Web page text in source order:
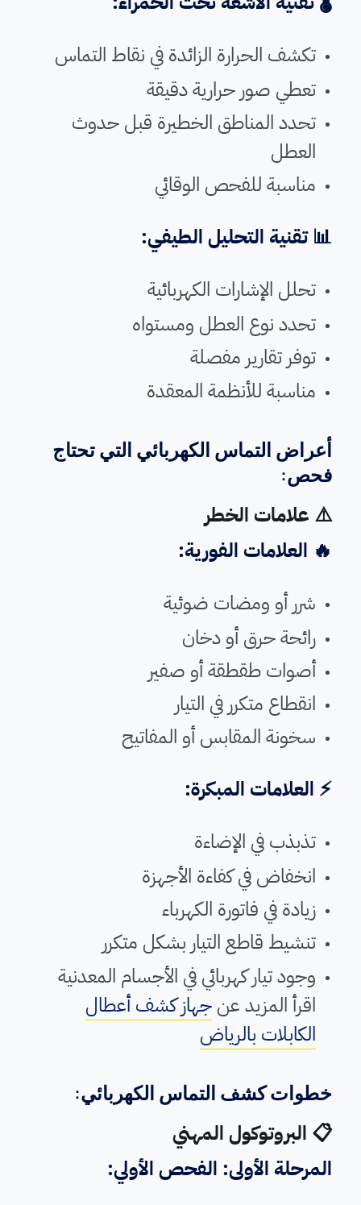
تكشف الحرارة الزائدة في نقاط التماس
تعطي صور حرارية دقيقة
تحدد المناطق الخطيرة قبل حدوث
العطل
مناسبة للفحص الوقائي
📊 تقنية التحليل الطيفي:
تحلل الإشارات الكهربائية
تحدد نوع العطل ومستواه
توفر تقارير مفصلة
مناسبة للأنظمة المعقدة
أعراض التماس الكهربائي التي تحتاج
فحص:
⚠️ علامات الخطر
🔥 العلامات الفورية:
شرر أو ومضات ضوئية
رائحة حرق أو دخان
أصوات طقطقة أو صفير
انقطاع متكرر في التيار
سخونة المقابس أو المفاتيح
⚡ العلامات المبكرة:
تذبذب في الإضاءة
انخفاض في كفاءة الأجهزة
زيادة في فاتورة الكهرباء
تنشيط قاطع التيار بشكل متكرر
وجود تيار كهربائي في الأجسام المعدنية
اقرأ المزيد عنجهاز كشف أعطال
الكابلات بالرياض
خطوات كشف التماس الكهربائي:
📋 البروتوكول المهني
المرحلة الأولى: الفحص الأولي: